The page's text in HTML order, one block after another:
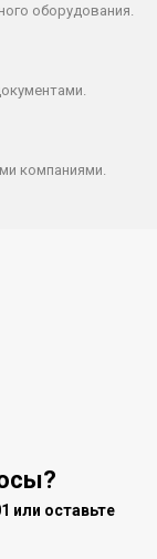
оборудования.
компаниями.
или оставьте